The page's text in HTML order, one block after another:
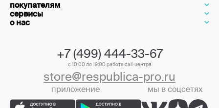
покупателям
сервисы
о нас
+7 (499) 444-33-67
с 10:00 до 19:00 работа call-центра
store@respublica-pro.ru
приложение мы в соцсетях